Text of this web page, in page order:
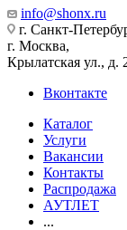
info@shonx.ru
г. Санкт-
г. Москва,
Крылатская ул., д.
Вконтакте
Каталог
Услуги
Вакансии
Контакты
Распродажа
АУТЛЕТ
...